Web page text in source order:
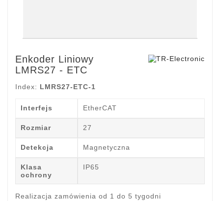
Enkoder Liniowy
LMRS27 - ETC
Index: LMRS27-ETC-1
Interfejs EtherCAT
Rozmiar 27
Detekcja Magnetyczna
Klasa
ochrony
IP65
Realizacja zamówienia od 1 do 5 tygodni